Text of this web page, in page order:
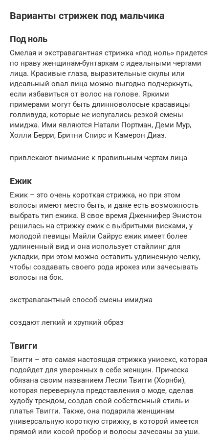
Варианты стрижек под мальчика
Под ноль
Смелая и экстравагантная стрижка «под ноль» придется
по нраву женщинам-бунтаркам с идеальными чертами
лица. Красивые глаза, выразительные скулы или
идеальный овал лица можно выгодно подчеркнуть,
если избавиться от волос на голове. Яркими
примерами могут быть длинноволосые красавицы
голливуда, которые не испугались резкой смены
имиджа. Ими являются Натали Портман, Деми Мур,
Холли Берри, Бритни Спирс и Камерон Диаз.
привлекают внимание к правильным чертам лица
Ежик
Ежик – это очень короткая стрижка, но при этом
волосы имеют место быть, и даже есть возможность
выбрать тип ежика. В свое время Дженнифер Энистон
решилась на стрижку ежик с выбритыми висками, у
молодой певицы Майли Сайрус ежик имеет более
удлиненный вид и она использует стайлинг для
укладки, при этом можно оставить удлиненную челку,
чтобы создавать своего рода ирокез или зачесывать
волосы на бок.
экстравагантный способ смены имиджа
создают легкий и хрупкий образ
Твигги
Твигги – это самая настоящая стрижка унисекс, которая
подойдет для уверенных в себе женщин. Прическа
обязана своим названием Лесли Твигги (Хорнби),
которая перевернула представления о моде, сделав
худобу трендом, создав свой собственный стиль и
платья Твигги. Также, она подарила женщинам
универсальную короткую стрижку, в которой имеется
прямой или косой пробор и волосы зачесаны за уши.